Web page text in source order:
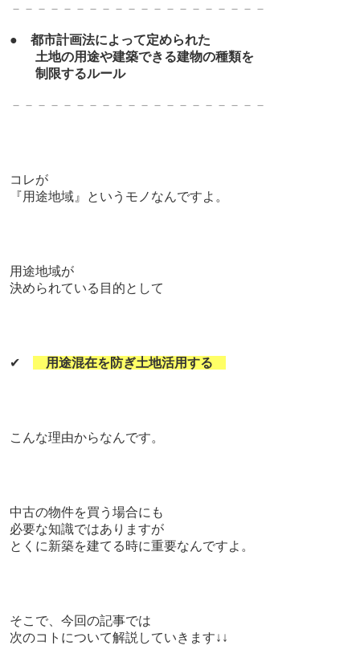
－－－－－－－－－－－－－－－－－－－－
● 都市計画法によって定められた
土地の用途や建築できる建物の種類を
制限するルール
－－－－－－－－－－－－－－－－－－－－
コレが
『用途地域』というモノなんですよ。
用途地域が
決められている目的として
✔ 用途混在を防ぎ土地活用する
こんな理由からなんです。
中古の物件を買う場合にも
必要な知識ではありますが
とくに新築を建てる時に重要なんですよ。
そこで、今回の記事では
次のコトについて解説していきます↓↓